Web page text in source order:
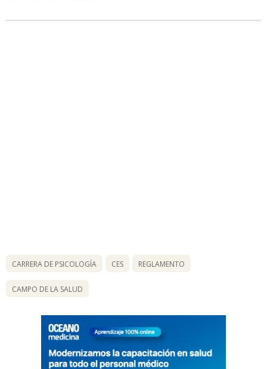
CARRERA DE PSICOLOGÍA CES REGLAMENTO
CAMPO DE LA SALUD